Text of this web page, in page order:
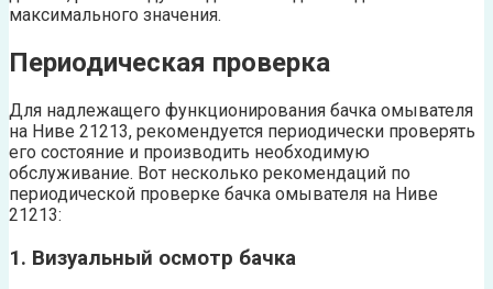
максимального значения.
Периодическая проверка
Для надлежащего функционирования бачка омывателя
на Ниве 21213, рекомендуется периодически проверять
его состояние и производить необходимую
обслуживание. Вот несколько рекомендаций по
периодической проверке бачка омывателя на Ниве
21213:
1. Визуальный осмотр бачка